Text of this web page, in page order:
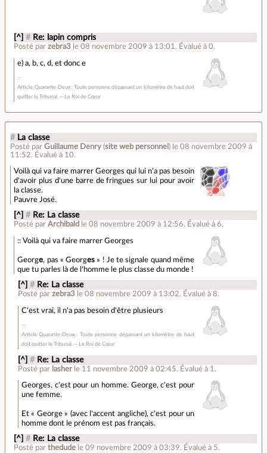
[^] # Re: lapin compris
Posté parzebra3 le 08 novembre 2009 à 13:01 . Évalué à0.
e) a, b, c, d, et donc e
Article Quarante-Deux : Toute personne dépassant un kilomètre de haut doit
quitter le Tribunal. -- Le Roi de Cœur
# La classe
Posté par Guillaume Denry (site web personnel ) le 08 novembre 2009 à
11:52. Évalué à 10.
Voilà qui va faire marrer Georges qui lui n'a pas besoin
d'avoir plus d'une barre de fringues sur lui pour avoir
la classe.
Pauvre José.
[^] # Re: La classe
Posté parArchibald le 08 novembre 2009 à 12:56. Évalué à6.
:: Voilà qui va faire marrer Georges
George, pas « Georges » ! Je te signale quand même
que tu parles là de l'homme le plus classe du monde !
[^] # Re: La classe
Posté par zebra3 le 08 novembre 2009 à 13:02. Évalué à 8.
C'est vrai, il n'a pas besoin d'être plusieurs
Article Quarante-Deux : Toute personne dépassant un kilomètre de haut
doit quitter le Tribunal. -- Le Roi de Cœur
[^] # Re: La classe
Posté par lasher le 11 novembre 2009 à 02:45. Évalué à 1 .
Georges, c'est pour un homme. George, c'est pour
une femme.
Et « George » (avec l'accent angliche), c'est pour un
homme dont le prénom est pas français.
[^] # Re: La classe
Posté parthedude le 09 novembre 2009 à 03:39. Évalué à 5.